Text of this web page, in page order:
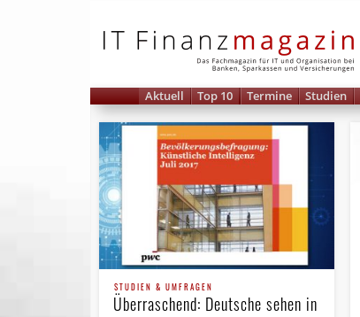
Aktuell Top 10 Termine Studien
STUDIEN & UMFRAGEN
Überraschend: Deutsche sehen in